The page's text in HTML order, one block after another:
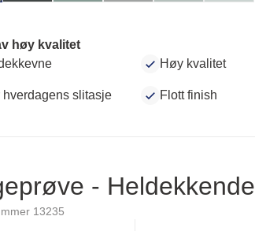
høy kvalitet
Høy kvalitet
hverdagens slitasje Flott finish
- Heldekkende
13235